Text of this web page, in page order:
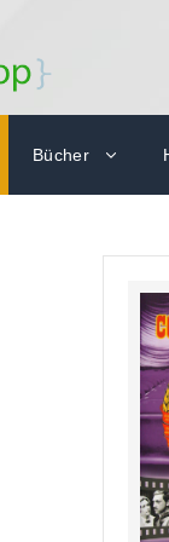
Bücher